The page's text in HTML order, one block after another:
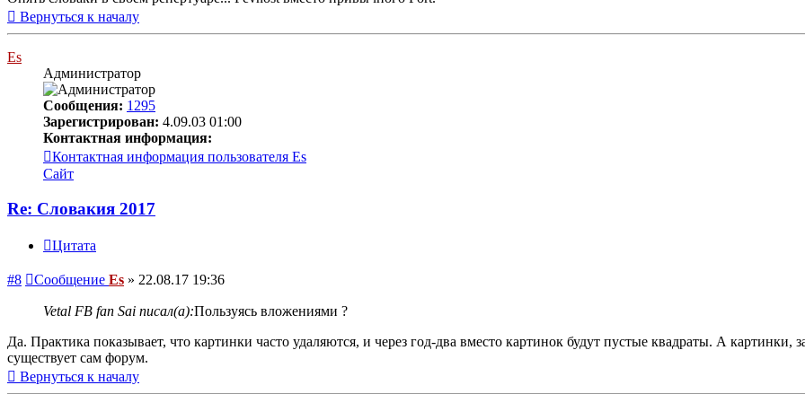
Вернуться к началу
Es
Администратор
Сообщения: 1295
Зарегистрирован: 4.09.03 01:00
Контактная информация:
Контактная информация пользователя Es
Сайт
Re: Словакия 2017
Цитата
#8 Сообщение Es » 22.08.17 19:36
Vetal FB fan Sai писал(а):Пользуясь вложениями ?
Да. Практика показывает, что картинки часто удаляются, и через год-два вместо картинок будут пустые квадраты. А картинки,
существует сам форум.
Вернуться к началу